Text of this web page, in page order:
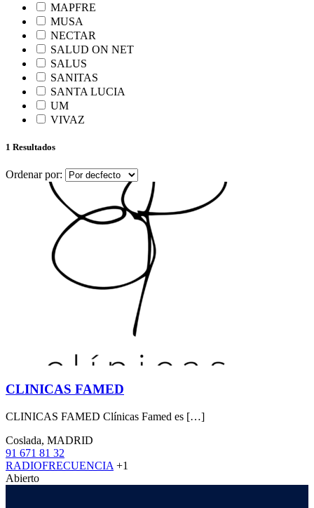
MAPFRE
MUSA
NECTAR
SALUD ON NET
SALUS
SANITAS
SANTA LUCIA
UM
VIVAZ
1 Resultados
Ordenar por:
CLINICAS FAMED
CLINICAS FAMED Clínicas Famed es […]
Coslada, MADRID
91 671 81 32
RADIOFRECUENCIA +1
Abierto